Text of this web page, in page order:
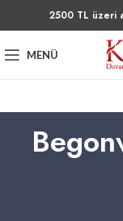
2500 TL üzeri
MENÜ